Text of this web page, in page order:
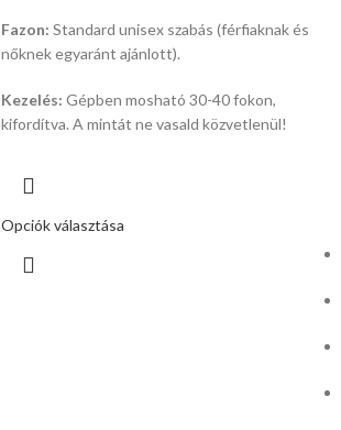
Fazon: Standard unisex szabás (férfiaknak és
nőknek egyaránt ajánlott).
Kezelés: Gépben mosható 30-40 fokon,
kifordítva. A mintát ne vasald közvetlenül!
Opciók választása